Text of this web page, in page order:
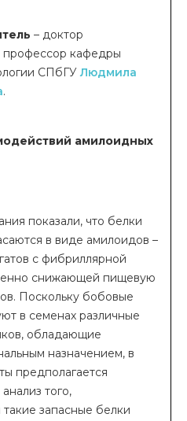
– доктор
профессор кафедры
СПбГУЛюдмила
.
амилоидных
показали, что белки
в виде амилоидов –
с фибриллярной
снижающей пищевую
Поскольку бобовые
в семенах различные
обладающие
назначением, в
предполагается
того,
запасные белки